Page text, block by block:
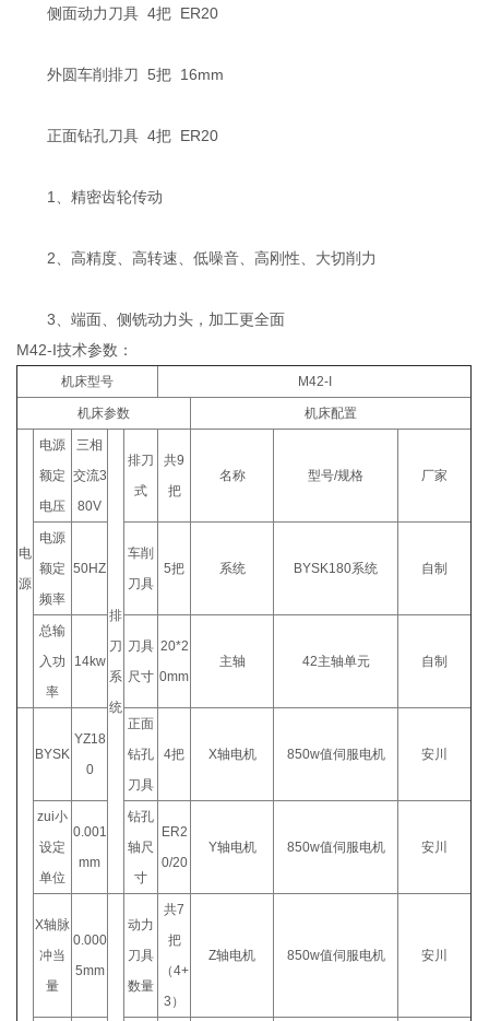
侧面动力刀具 4把 ER20
外圆车削排刀 5把 16mm
正面钻孔刀具 4把 ER20
1、精密齿轮传动
2、高精度、高转速、低噪音、高刚性、大切削力
3、端面、侧铣动力头，加工更全面
M42-I技术参数：
机床型号 M42-I
机床参数 机床配置
电
源
电源
额定
电压
三相
交流3
80V
排
刀
系
统
排刀
式
共9
把
名称 型号/规格 厂家
电源
额定
频率
50HZ
车削
刀具
5把 系统 BYSK180系统 自制
总输
入功
率
14kw
刀具
尺寸
20*2
0mm
主轴 42主轴单元 自制
BYSK
YZ18
0
正面
钻孔
刀具
4把 X轴电机 850w值伺服电机 安川
zui小
设定
单位
0.001
mm
钻孔
轴尺
寸
ER2
0/20
Y轴电机 850w值伺服电机 安川
X轴脉
冲当
量
0.000
5mm
动力
刀具
数量
共7
把
（4+
3）
Z轴电机 850w值伺服电机 安川